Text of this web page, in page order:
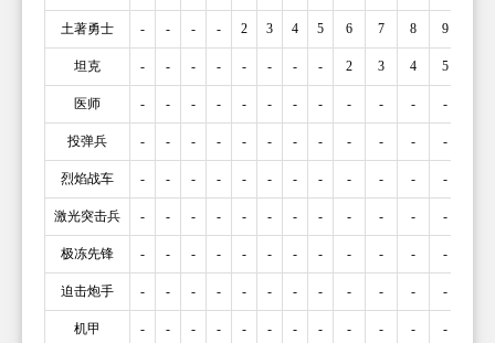
土著勇士 - - - - 2 3 4 5 6 7 8 9
坦克 - - - - - - - - 2 3 4 5
医师 - - - - - - - - - - - -
投弹兵 - - - - - - - - - - - -
烈焰战车 - - - - - - - - - - - -
激光突击兵 - - - - - - - - - - - -
极冻先锋 - - - - - - - - - - - -
迫击炮手 - - - - - - - - - - - -
机甲 - - - - - - - - - - - -